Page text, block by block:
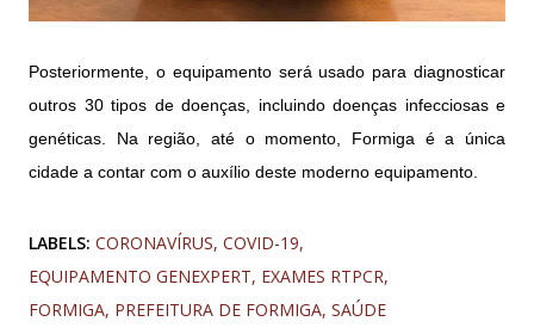
Posteriormente, o equipamento será usado para diagnosticar
outros 30 tipos de doenças, incluindo doenças infecciosas e
genéticas. Na região, até o momento, Formiga é a única
cidade a contar com o auxílio deste moderno equipamento.
LABELS: CORONAVÍRUS COVID-19
EQUIPAMENTO GENEXPERT EXAMES RTPCR
FORMIGA PREFEITURA DE FORMIGA SAÚDE